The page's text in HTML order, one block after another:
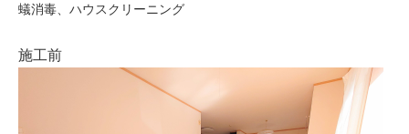
蟻消毒、ハウスクリーニング
施工前